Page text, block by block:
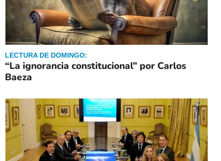
LECTURA DE DOMINGO:
“La ignorancia constitucional” por Carlos
Baeza